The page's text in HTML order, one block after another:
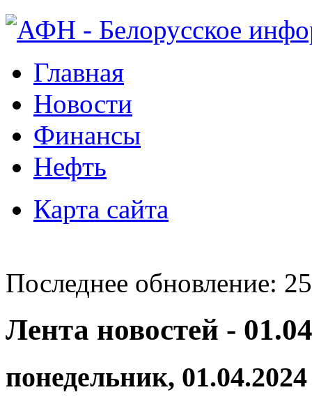
Главная
Новости
Финансы
Нефть
Карта сайта
Последнее обновление:
Лента новостей -
понедельник, 01.04.2024